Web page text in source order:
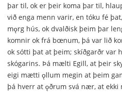
þar til, ok er þeir koma þar til,
við enga menn varir, en tóku fé
mǫrg hús, ok dvalðisk þeim þar
komnir ok frá bœnum, þá var lið
ok sótti þat at þeim; skíðgarðr var
skógarins. Þá mælti Egill, at þeir
eigi mætti ǫllum megin at þeim
þá hverr at ǫðrum svá nær, at